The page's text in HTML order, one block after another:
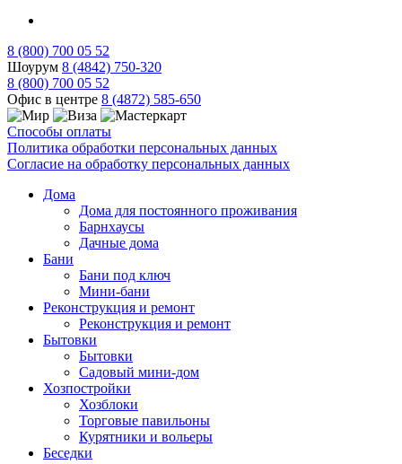
8 (800) 700 05 52
Шоурум 8 (4842) 750-320
8 (800) 700 05 52
Офис в центре 8 (4872) 585-650
Способы оплаты
Политика обработки персональных данных
Согласие на обработку персональных данных
Дома
Дома для постоянного проживания
Барнхаусы
Дачные дома
Бани
Бани под ключ
Мини-бани
Реконструкция и ремонт
Реконструкция и ремонт
Бытовки
Бытовки
Садовый мини-дом
Хозпостройки
Хозблоки
Торговые павильоны
Курятники и вольеры
Беседки